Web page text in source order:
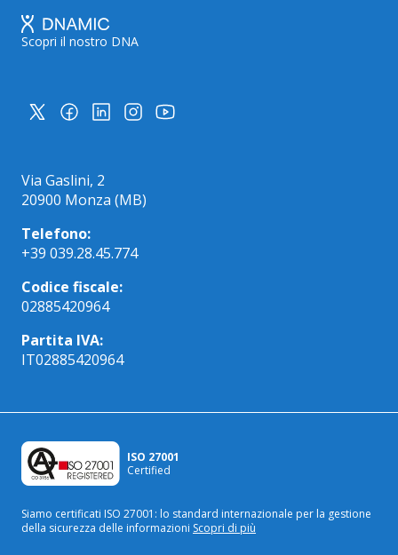
Scopri il nostro DNA
Via Gaslini, 2
20900 Monza (MB)
Telefono:
+39 039.28.45.774
Codice fiscale:
02885420964
Partita IVA:
IT02885420964
ISO 27001
Certified
Siamo certificati ISO 27001: lo standard internazionale per la gestione
della sicurezza delle informazioni Scopri di più